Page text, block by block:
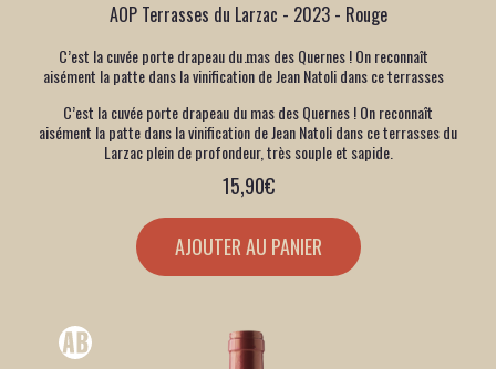
AOP Terrasses du Larzac - 2023 - Rouge
C’est la cuvée porte drapeau du mas des Quernes ! On reconnaît
aisément la patte dans la vinification de Jean Natoli dans ce terrasses
C’est la cuvée porte drapeau du mas des Quernes ! On reconnaît
aisément la patte dans la vinification de Jean Natoli dans ce terrasses du
Larzac plein de profondeur, très souple et sapide.
15,90€
AJOUTER AU PANIER